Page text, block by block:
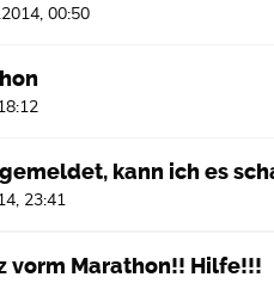
00:50
kann ich es
23:41
vorm Marathon!! Hilfe!!!